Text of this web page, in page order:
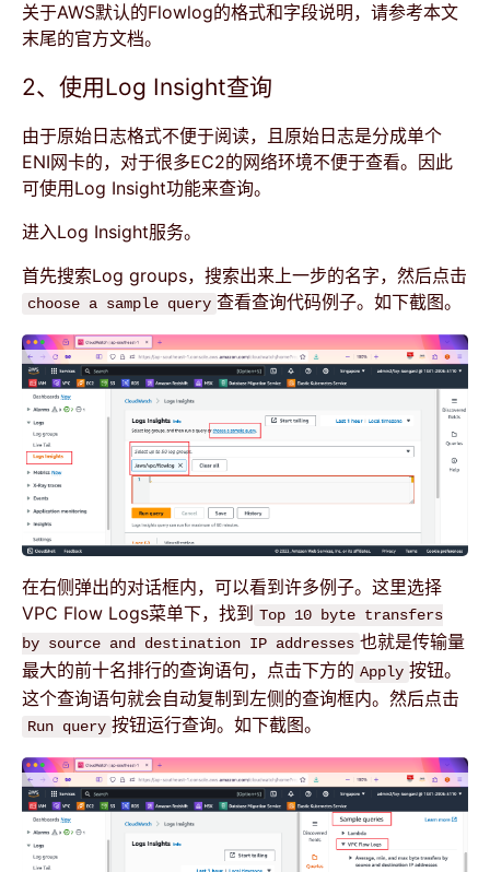
关于AWS默认的Flowlog的格式和字段说明，请参考本文
末尾的官方文档。
2、使用Log Insight查询
由于原始日志格式不便于阅读，且原始日志是分成单个
ENI网卡的，对于很多EC2的网络环境不便于查看。因此
可使用Log Insight功能来查询。
进入Log Insight服务。
首先搜索Log groups，搜索出来上一步的名字，然后点击
choose a sample query 查看查询代码例子。如下截图。
在右侧弹出的对话框内，可以看到许多例子。这里选择
VPC Flow Logs菜单下，找到 Top 10 byte transfers
by source and destination IP addresses 也就是传输量
最大的前十名排行的查询语句，点击下方的 Apply 按钮。
这个查询语句就会自动复制到左侧的查询框内。然后点击
Run query 按钮运行查询。如下截图。